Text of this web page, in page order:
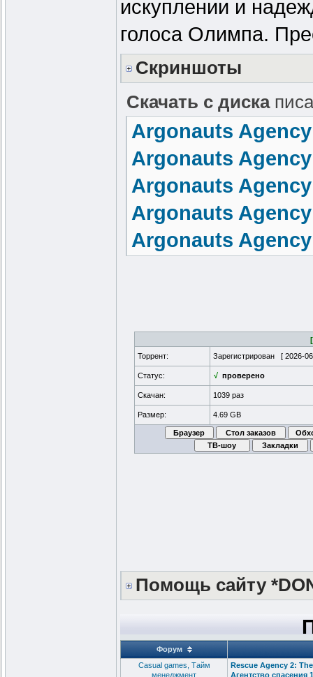
искуплении и
голоса Олимпа.
Скриншоты
Скачать с диска
Argonauts
Argonauts
Argonauts
Argonauts
Argonauts
Торрент:
Зарегистрирован [ 2026-
Статус: √ проверено
Скачан: 1039 раз
Размер: 4.69 GB
Помощь сайту
Форум
Сasual games, Тайм
менеджмент
Rescue Agency 2:
Агентство спасения